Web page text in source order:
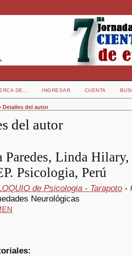
DE... INGRESAR CUENTA
Detalles del autor
del autor
Paredes, Linda
Psicologia, Perú
de Psicologia - Tarapoto -
Neurológicas